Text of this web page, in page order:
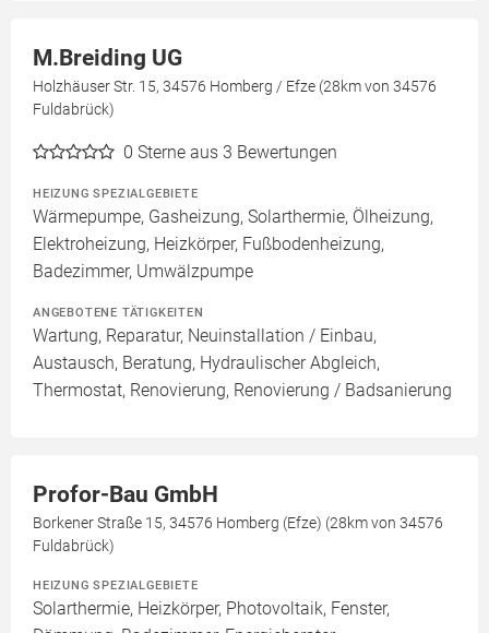
M.Breiding UG
Holzhäuser Str. 15, 34576 Homberg / Efze (28km von 34576
Fuldabrück)
0 Sterne aus 3 Bewertungen
HEIZUNG SPEZIALGEBIETE
Wärmepumpe, Gasheizung, Solarthermie, Ölheizung,
Elektroheizung, Heizkörper, Fußbodenheizung,
Badezimmer, Umwälzpumpe
ANGEBOTENE TÄTIGKEITEN
Wartung, Reparatur, Neuinstallation / Einbau,
Austausch, Beratung, Hydraulischer Abgleich,
Thermostat, Renovierung, Renovierung / Badsanierung
Profor-Bau GmbH
Borkener Straße 15, 34576 Homberg (Efze) (28km von 34576
Fuldabrück)
HEIZUNG SPEZIALGEBIETE
Solarthermie, Heizkörper, Photovoltaik, Fenster,